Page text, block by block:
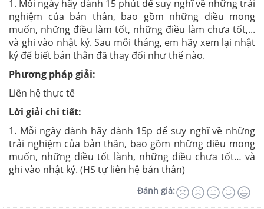
1. Mỗi ngày hãy dành 15 phút để suy nghĩ về những trải
nghiệm của bản thân, bao gồm những điều mong
muốn, những điều làm tốt, những điều làm chưa tốt,...
và ghi vào nhật ký. Sau mỗi tháng, em hãy xem lại nhật
ký để biết bản thân đã thay đổi như thế nào.
Phương pháp giải:
Liên hệ thực tế
Lời giải chi tiết:
1. Mỗi ngày dành hãy dành 15p để suy nghĩ về những
trải nghiệm của bản thân, bao gồm những điều mong
muốn, những điều tốt lành, những điều chưa tốt… và
ghi vào nhật ký. (HS tự liên hệ bản thân)
Đánh giá: